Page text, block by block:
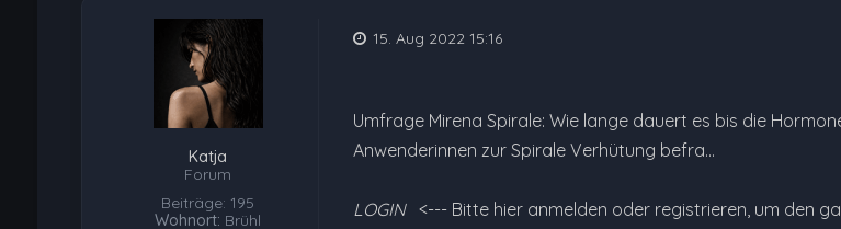
Katja
Forum
Beiträge: 195
Wohnort: Brühl
15. Aug 2022 15:16
Umfrage Mirena Spirale: Wie lange dauert es bis die
Anwenderinnen zur Spirale Verhütung befra…
LOGIN <--- Bitte hier anmelden oder registrieren, um den